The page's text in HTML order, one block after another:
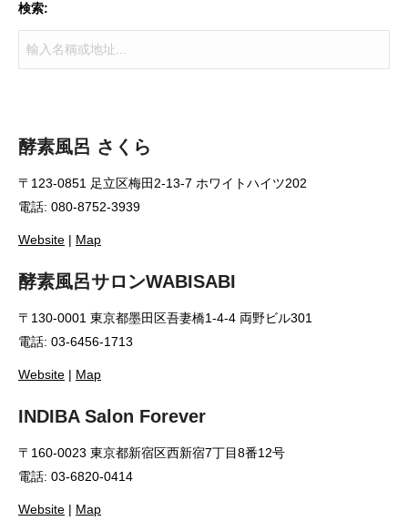
検索:
酵素風呂 さくら
〒123-0851 足立区梅田2-13-7 ホワイトハイツ202
電話: 080-8752-3939
Website | Map
酵素風呂サロンWABISABI
〒130-0001 東京都墨田区吾妻橋1-4-4 両野ビル301
電話: 03-6456-1713
Website | Map
INDIBA Salon Forever
〒160-0023 東京都新宿区西新宿7丁目8番12号
電話: 03-6820-0414
Website | Map